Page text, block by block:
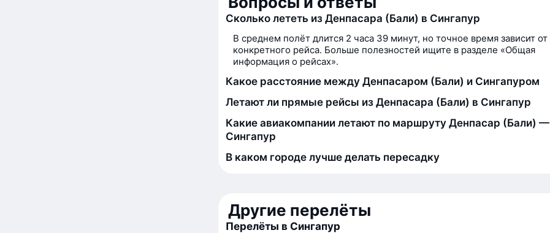
Сколько лететь из Денпасара (Бали) в Сингапур
В среднем полёт длится 2 часа 39 минут, но точное время зависит от
конкретного рейса. Больше полезностей ищите в разделе «Общая
информация о рейсах».
Какое расстояние между Денпасаром (Бали) и Сингапуром
Летают ли прямые рейсы из Денпасара (Бали) в Сингапур
Какие авиакомпании летают по маршруту Денпасар (Бали) —
Сингапур
В каком городе лучше делать пересадку
Другие перелёты
Перелёты в Сингапур